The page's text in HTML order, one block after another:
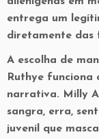
entrega um
diretamente das
A escolha de
Ruthye funciona
narrativa. Milly
sangra, erra,
juvenil que